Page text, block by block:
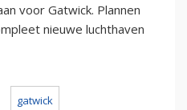
voor Gatwick. Plannen
nieuwe luchthaven
gatwick